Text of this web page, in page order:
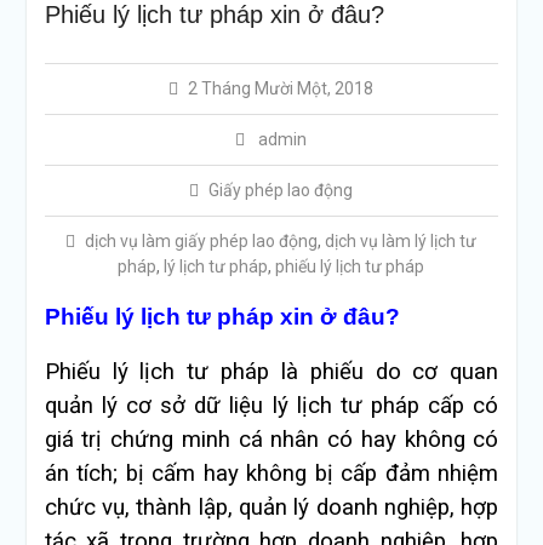
Phiếu lý lịch tư pháp xin ở đâu?
2 Tháng Mười Một, 2018
admin
Giấy phép lao động
dịch vụ làm giấy phép lao động, dịch vụ làm lý lịch tư
pháp, lý lịch tư pháp,phiếu lý lịch tư pháp
Phiếu lý lịch tư pháp xin ở đâu?
Phiếu lý lịch tư pháp là phiếu do cơ quan
quản lý cơ sở dữ liệu lý lịch tư pháp cấp có
giá trị chứng minh cá nhân có hay không có
án tích; bị cấm hay không bị cấp đảm nhiệm
chức vụ, thành lập, quản lý doanh nghiệp, hợp